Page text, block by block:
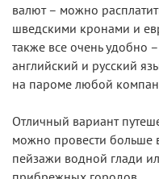
валют – можно
шведскими кронами и
также все очень удобно
английский и русский
на пароме любой
Отличный вариант
можно провести больше
пейзажи водной глади